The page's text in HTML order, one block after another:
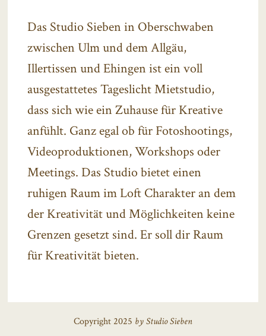
Das Studio Sieben in Oberschwaben
zwischen Ulm und dem Allgäu,
Illertissen und Ehingen ist ein voll
ausgestattetes Tageslicht Mietstudio,
dass sich wie ein Zuhause für Kreative
anfühlt. Ganz egal ob für Fotoshootings,
Videoproduktionen, Workshops oder
Meetings. Das Studio bietet einen
ruhigen Raum im Loft Charakter an dem
der Kreativität und Möglichkeiten keine
Grenzen gesetzt sind. Er soll dir Raum
für Kreativität bieten.
Copyright 2025 by Studio Sieben